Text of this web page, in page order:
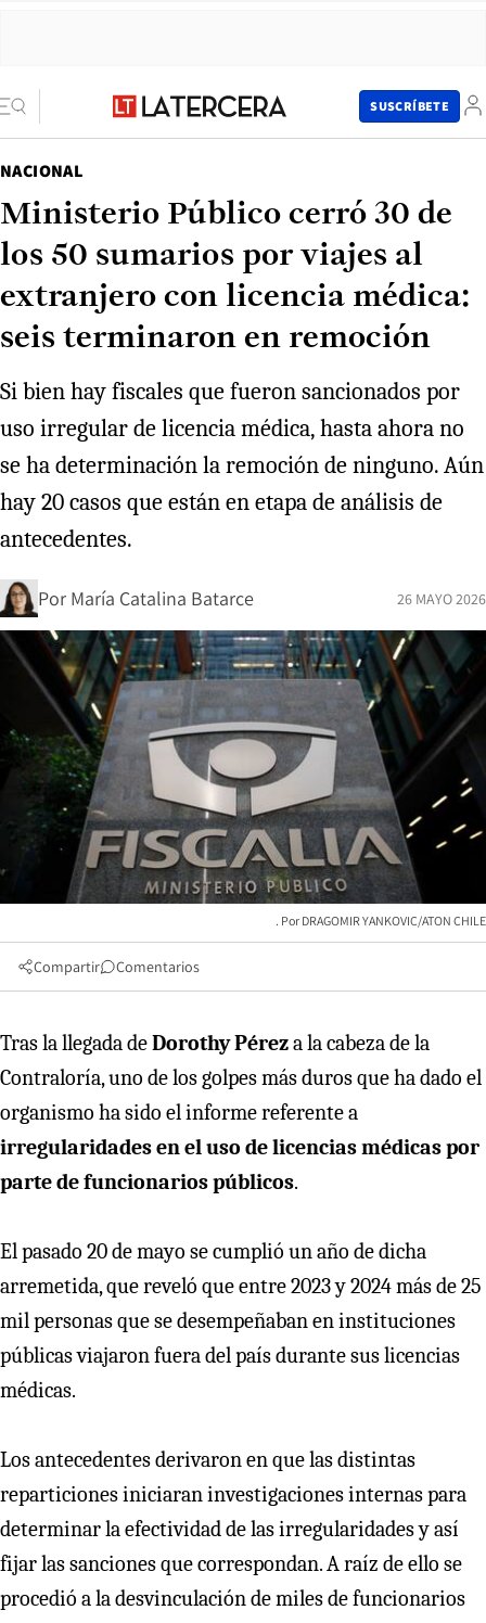
SUSCRÍBETE
NACIONAL
Ministerio Público cerró 30 de
los 50 sumarios por viajes al
extranjero con licencia médica:
seis terminaron en remoción
Si bien hay fiscales que fueron sancionados por
uso irregular de licencia médica, hasta ahora no
se ha determinación la remoción de ninguno. Aún
hay 20 casos que están en etapa de análisis de
antecedentes.
Por María Catalina Batarce 26 MAYO 2026
DRAGOMIR YANKOVIC/ATON CHILE
Compartir Comentarios
Tras la llegada deDorothy Péreza la cabeza de la
Contraloría, uno de los golpes más duros que ha dado el
organismo ha sido el informe referente a
irregularidades en el uso de licencias médicas por
parte de funcionarios públicos.
El pasado 20 de mayo se cumplió un año de dicha
arremetida, que reveló que entre 2023 y 2024 más de 25
mil personas que se desempeñaban en instituciones
públicas viajaron fuera del país durante sus licencias
médicas.
Los antecedentes derivaron en que las distintas
reparticiones iniciaran investigaciones internas para
determinar la efectividad de las irregularidades y así
fijar las sanciones que correspondan. A raíz de ello se
procedió a la desvinculación de miles de funcionarios